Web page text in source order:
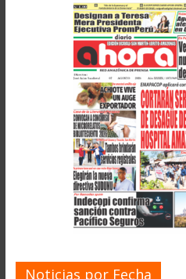
Noticias por Fecha